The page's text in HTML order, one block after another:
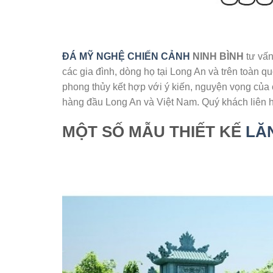
ĐÁ MỸ NGHỆ CHIẾN CẢNH NINH BÌNH tư
các gia đình, dòng họ tại Long An và trên toàn
phong thủy kết hợp với ý kiến, nguyện vọng
hàng đầu Long An và Việt Nam. Quý khách
MỘT SỐ MẪU THIẾT KẾ